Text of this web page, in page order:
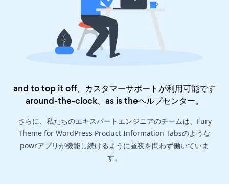
and to top it off、カスタマーサポートが利用可能です
around-the-clock、as is theヘルプセンター。
さらに、私たちのエキスパートエンジニアのチームは、Fury
Theme for WordPress Product Information Tabsのような
powrアプリが機能し続けるように昼夜を問わず働いていま
す。